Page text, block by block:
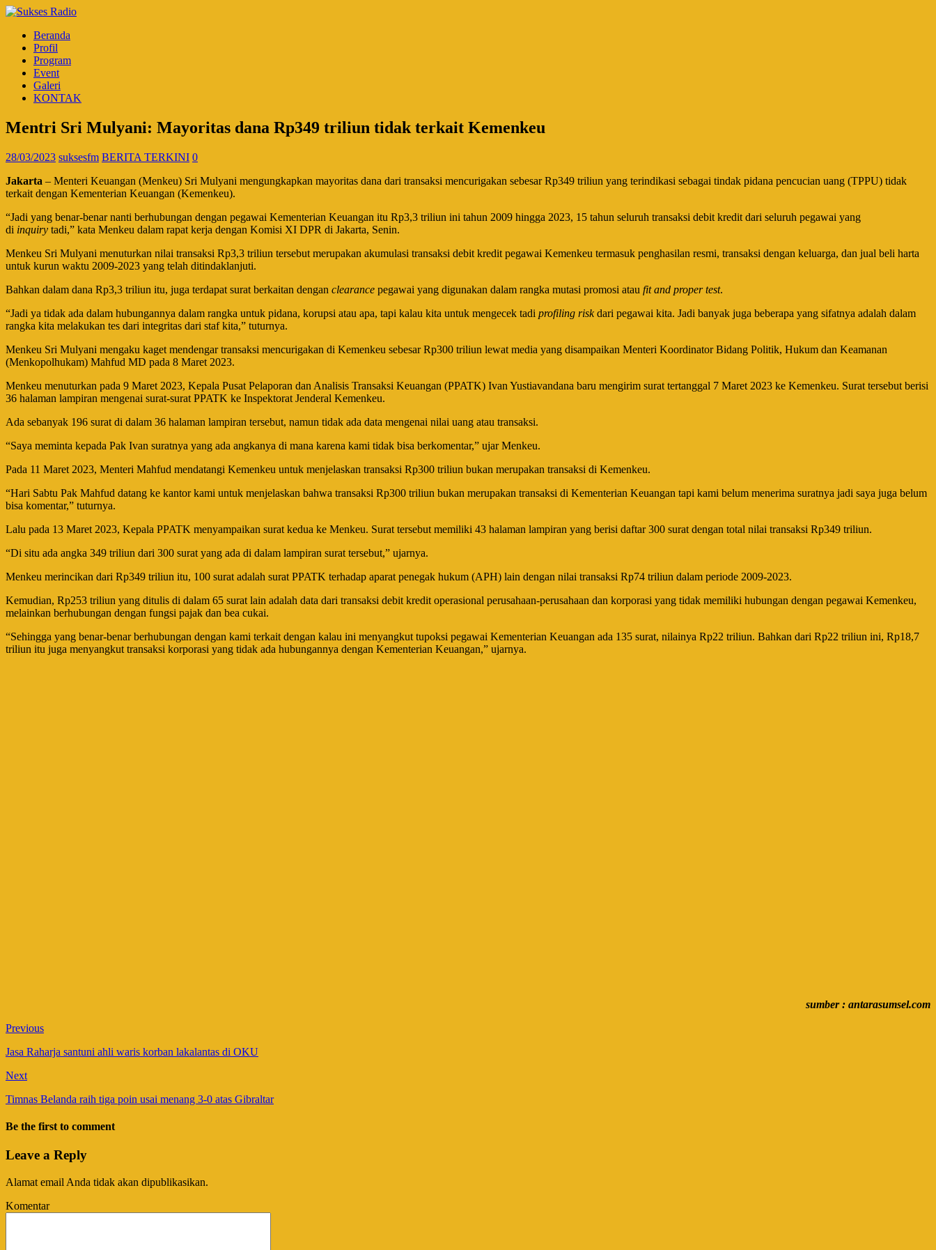
Beranda
Profil
Program
Event
Galeri
KONTAK
Mentri Sri Mulyani: Mayoritas dana Rp349 triliun tidak terkait Kemenkeu
28/03/2023 suksesfm BERITA TERKINI 0
Jakarta – Menteri Keuangan (Menkeu) Sri Mulyani mengungkapkan mayoritas dana dari transaksi mencurigakan sebesar Rp349 triliun yang terindikasi sebagai tindak pidana pencucian uang (TPPU) tidak
terkait dengan Kementerian Keuangan (Kemenkeu).
“Jadi yang benar-benar nanti berhubungan dengan pegawai Kementerian Keuangan itu Rp3,3 triliun ini tahun 2009 hingga 2023, 15 tahun seluruh transaksi debit kredit dari seluruh pegawai yang
di inquiry tadi,” kata Menkeu dalam rapat kerja dengan Komisi XI DPR di Jakarta, Senin.
Menkeu Sri Mulyani menuturkan nilai transaksi Rp3,3 triliun tersebut merupakan akumulasi transaksi debit kredit pegawai Kemenkeu termasuk penghasilan resmi, transaksi dengan keluarga, dan jual beli harta
untuk kurun waktu 2009-2023 yang telah ditindaklanjuti.
Bahkan dalam dana Rp3,3 triliun itu, juga terdapat surat berkaitan dengan clearance pegawai yang digunakan dalam rangka mutasi promosi atau fit and proper test.
“Jadi ya tidak ada dalam hubungannya dalam rangka untuk pidana, korupsi atau apa, tapi kalau kita untuk mengecek tadi profiling riskdari pegawai kita. Jadi banyak juga beberapa yang sifatnya adalah dalam
rangka kita melakukan tes dari integritas dari staf kita,” tuturnya.
Menkeu Sri Mulyani mengaku kaget mendengar transaksi mencurigakan di Kemenkeu sebesar Rp300 triliun lewat media yang disampaikan Menteri Koordinator Bidang Politik, Hukum dan Keamanan
(Menkopolhukam) Mahfud MD pada 8 Maret 2023.
Menkeu menuturkan pada 9 Maret 2023, Kepala Pusat Pelaporan dan Analisis Transaksi Keuangan (PPATK) Ivan Yustiavandana baru mengirim surat tertanggal 7 Maret 2023 ke Kemenkeu. Surat tersebut berisi
36 halaman lampiran mengenai surat-surat PPATK ke Inspektorat Jenderal Kemenkeu.
Ada sebanyak 196 surat di dalam 36 halaman lampiran tersebut, namun tidak ada data mengenai nilai uang atau transaksi.
“Saya meminta kepada Pak Ivan suratnya yang ada angkanya di mana karena kami tidak bisa berkomentar,” ujar Menkeu.
Pada 11 Maret 2023, Menteri Mahfud mendatangi Kemenkeu untuk menjelaskan transaksi Rp300 triliun bukan merupakan transaksi di Kemenkeu.
“Hari Sabtu Pak Mahfud datang ke kantor kami untuk menjelaskan bahwa transaksi Rp300 triliun bukan merupakan transaksi di Kementerian Keuangan tapi kami belum menerima suratnya jadi saya juga belum
bisa komentar,” tuturnya.
Lalu pada 13 Maret 2023, Kepala PPATK menyampaikan surat kedua ke Menkeu. Surat tersebut memiliki 43 halaman lampiran yang berisi daftar 300 surat dengan total nilai transaksi Rp349 triliun.
“Di situ ada angka 349 triliun dari 300 surat yang ada di dalam lampiran surat tersebut,” ujarnya.
Menkeu merincikan dari Rp349 triliun itu, 100 surat adalah surat PPATK terhadap aparat penegak hukum (APH) lain dengan nilai transaksi Rp74 triliun dalam periode 2009-2023.
Kemudian, Rp253 triliun yang ditulis di dalam 65 surat lain adalah data dari transaksi debit kredit operasional perusahaan-perusahaan dan korporasi yang tidak memiliki hubungan dengan pegawai Kemenkeu,
melainkan berhubungan dengan fungsi pajak dan bea cukai.
“Sehingga yang benar-benar berhubungan dengan kami terkait dengan kalau ini menyangkut tupoksi pegawai Kementerian Keuangan ada 135 surat, nilainya Rp22 triliun. Bahkan dari Rp22 triliun ini, Rp18,7
triliun itu juga menyangkut transaksi korporasi yang tidak ada hubungannya dengan Kementerian Keuangan,” ujarnya.
sumber : antarasumsel.com
Previous
Jasa Raharja santuni ahli waris korban lakalantas di OKU
Next
Timnas Belanda raih tiga poin usai menang 3-0 atas Gibraltar
Be the first to comment
Leave a Reply
Alamat email Anda tidak akan dipublikasikan.
Komentar